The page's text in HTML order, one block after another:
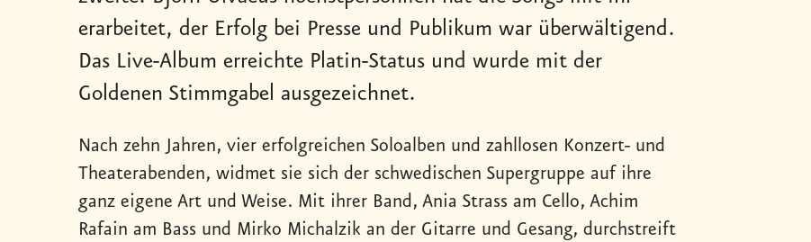
erarbeitet, der Erfolg bei Presse und Publikum war überwältigend.
Das Live-Album erreichte Platin-Status und wurde mit der
Goldenen Stimmgabel ausgezeichnet.
Nach zehn Jahren, vier erfolgreichen Soloalben und zahllosen Konzert- und
Theaterabenden, widmet sie sich der schwedischen Supergruppe auf ihre
ganz eigene Art und Weise. Mit ihrer Band, Ania Strass am Cello, Achim
Rafain am Bass und Mirko Michalzik an der Gitarre und Gesang, durchstreift